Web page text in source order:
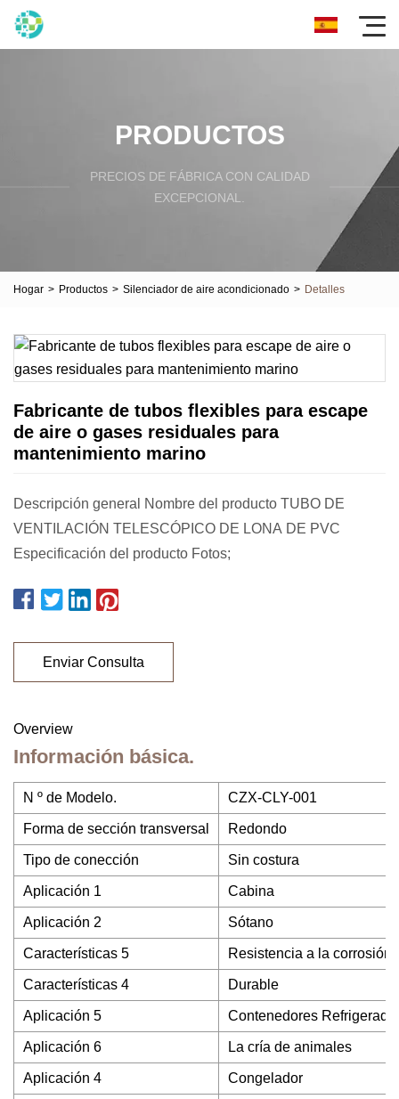
PRODUCTOS
PRECIOS DE FÁBRICA CON CALIDAD
EXCEPCIONAL.
Hogar > Productos > Silenciador de aire acondicionado > Detalles
Fabricante de tubos flexibles para escape
de aire o gases residuales para
mantenimiento marino
Descripción general Nombre del producto TUBO DE
VENTILACIÓN TELESCÓPICO DE LONA DE PVC
Especificación del producto Fotos;
Enviar Consulta
Overview
Información básica.
N º de Modelo. CZX-CLY-001
Forma de sección transversal Redondo
Tipo de conección Sin costura
Aplicación 1 Cabina
Aplicación 2 Sótano
Características 5 Resistencia a la corrosión
Características 4 Durable
Aplicación 5 Contenedores
Aplicación 6 La cría de animales
Aplicación 4 Congelador